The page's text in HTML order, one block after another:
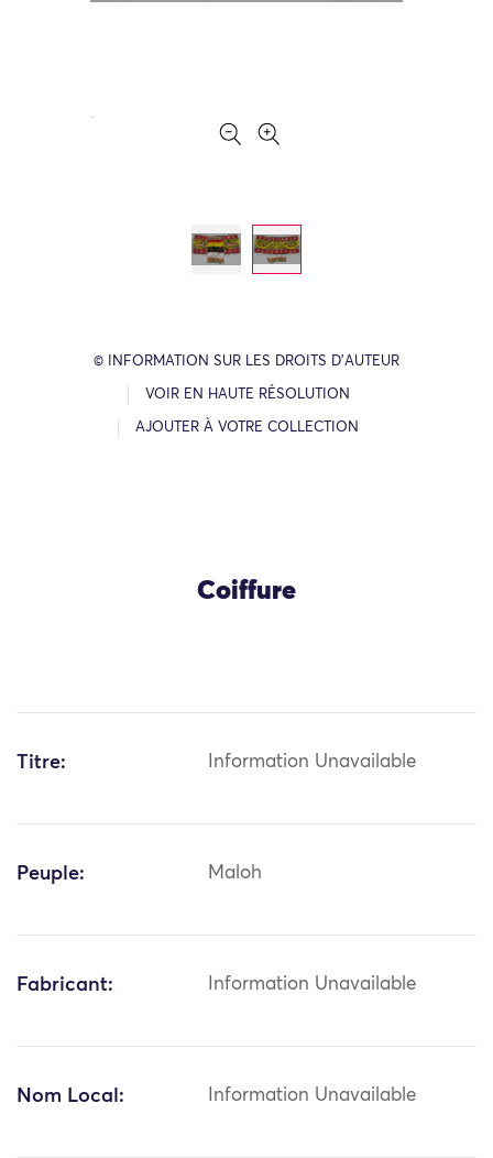
© INFORMATION SUR LES DROITS D’AUTEUR
VOIR EN HAUTE RÉSOLUTION
AJOUTER À VOTRE COLLECTION
Coiffure
Titre: Information Unavailable
Peuple: Maloh
Fabricant: Information Unavailable
Nom Local: Information Unavailable